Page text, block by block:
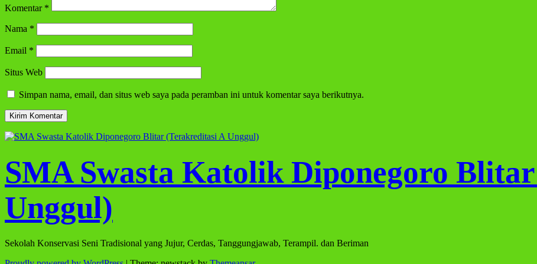
Komentar *
Nama *
Email *
Situs Web
Simpan nama, email, dan situs web saya pada peramban ini untuk komentar saya berikutnya.
SMA Swasta Katolik Diponegoro
Unggul)
Sekolah Konservasi Seni Tradisional yang Jujur, Cerdas, Tanggungjawab, Terampil. dan Beriman